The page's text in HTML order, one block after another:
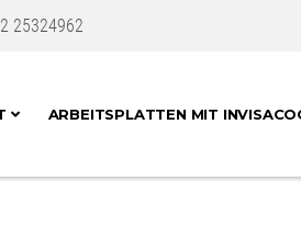
25324962
ARBEITSPLATTEN MIT